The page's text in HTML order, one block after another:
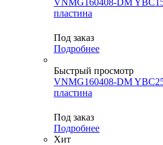
пластина
Под заказ
Подробнее
Быстрый просмотр
VNMG160408-DM
пластина
Под заказ
Подробнее
Хит